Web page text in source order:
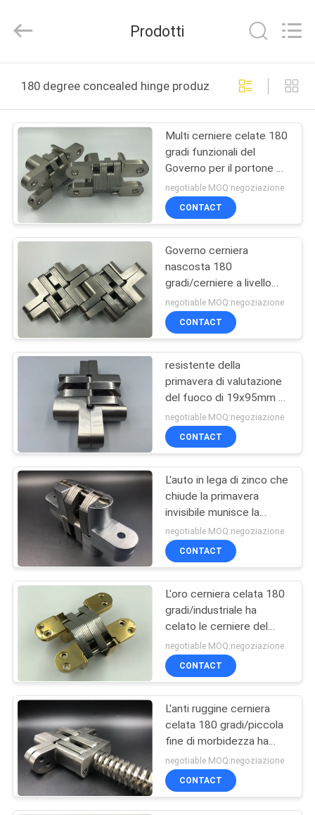
PRODOTTI
CIRCA
NOI
GIRO
DELLA
FABBRICA
CONTROLLO
DI
QUALITÀ
CONTATTICI
NOTIZIE
MAPPA
DEL
PRIVACY
POLICY
Co.,Ltd.
Developed
Prodotti
180 degree concealed hinge produzione online
Multi cerniere celate 180
gradi funzionali del
Governo per il portone a
prova di fuoco di Manica
della porta
negotiable MOQ:negoziazione
CONTACT
Governo cerniera
nascosta 180
gradi/cerniere a livello
nascoste vicine di
morbidezza
negotiable MOQ:negoziazione
CONTACT
resistente della
primavera di valutazione
del fuoco di 19x95mm gli
ss 304 celato munisce la
cerniera di cardini
nascosta 180 gradi
negotiable MOQ:negoziazione
CONTACT
L'auto in lega di zinco che
chiude la primavera
invisibile munisce la
cerniera di cardini celata
90 gradi
negotiable MOQ:negoziazione
CONTACT
L'oro cerniera celata 180
gradi/industriale ha
celato le cerniere del
Governo
negotiable MOQ:negoziazione
CONTACT
L'anti ruggine cerniera
celata 180 gradi/piccola
fine di morbidezza ha
celato le cerniere
negotiable MOQ:negoziazione
CONTACT